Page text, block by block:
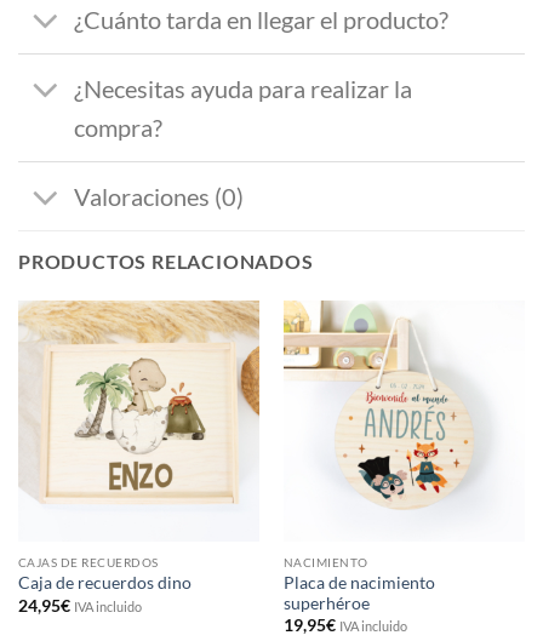
¿Cuánto tarda en llegar el producto?
¿Necesitas ayuda para realizar la
compra?
Valoraciones (0)
PRODUCTOS RELACIONADOS
CAJAS DE RECUERDOS
Caja de recuerdos dino
24,95€ IVA incluido
NACIMIENTO
Placa de nacimiento
superhéroe
19,95€ IVA incluido